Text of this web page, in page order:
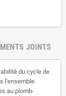
JOINTS
du cycle de
l'ensemble.
au plomb-